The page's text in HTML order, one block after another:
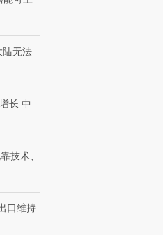
度Z世代 用街头抗争将教
【商旅对话】华住集团
CFO：不靠规模取胜，华
陆无法
长 中
技术、
口维持